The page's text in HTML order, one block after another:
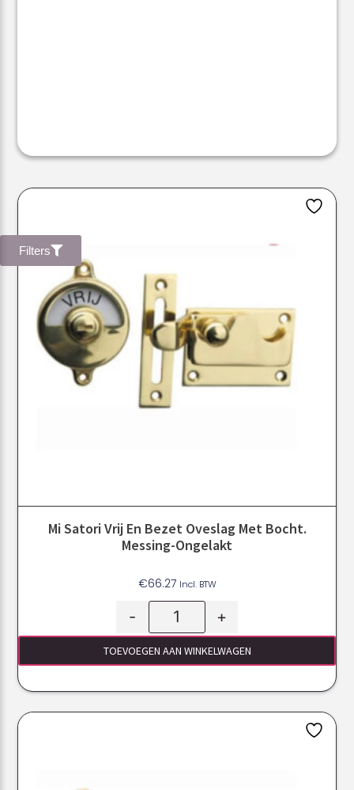
Filters
Mi Satori Vrij En Bezet Oveslag Met Bocht.
Messing-Ongelakt
€66.27 Incl. BTW
- +
TOEVOEGEN AAN WINKELWAGEN